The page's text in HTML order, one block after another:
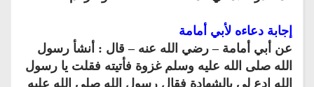
إجابة دعاءه لأبي أمامة
عن أبي أمامة – رضي الله عنه – قال : أنشأ رسول
الله صلى الله عليه وسلم غزوة فأتيته فقلت يا رسول
الله ادع لي بالشهادة فقال رسول الله صلى الله عليه